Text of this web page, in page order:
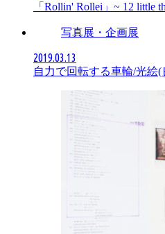
「Rollin' Rollei」~ 12 little
写真展・企画展
2019.03.13
自力で回転する車輪/光絵